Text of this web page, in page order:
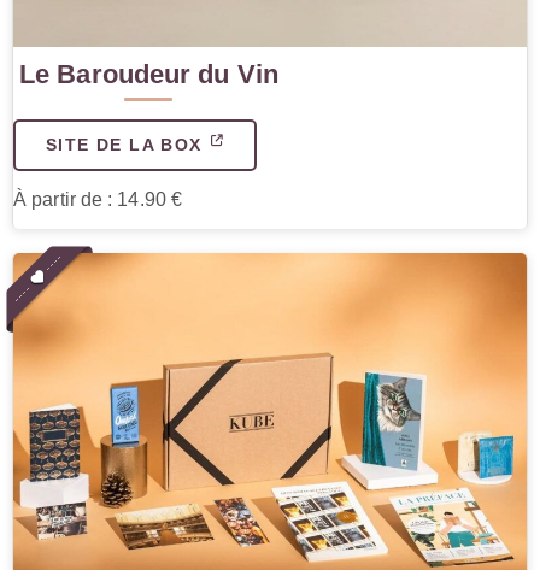
Le Baroudeur du Vin
SITE DE LA BOX
À partir de : 14.90 €